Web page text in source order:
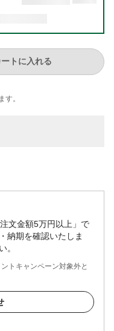
ートに入れる
。
文金額5万円以上」で
納期を確認いたしま
。
トキャンペーン対象外と